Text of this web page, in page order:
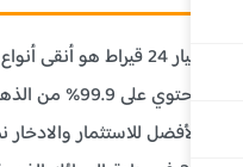
عيار 24 قيراط هو أنقى أنواع
يحتوي على 99.9% من
للاستثمار والادخار نظراً